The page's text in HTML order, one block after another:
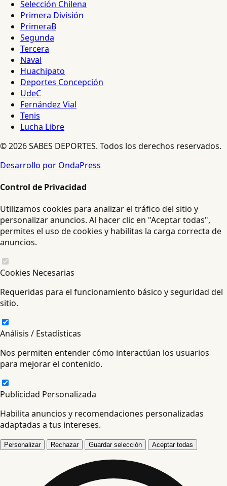
Selección Chilena
Primera División
PrimeraB
Segunda
Tercera
Naval
Huachipato
Deportes Concepción
UdeC
Fernández Vial
Tenis
Lucha Libre
© 2026 SABES DEPORTES. Todos los derechos reservados.
Desarrollo por OndaPress
Control de Privacidad
Utilizamos cookies para analizar el tráfico del sitio y
personalizar anuncios. Al hacer clic en "Aceptar todas",
permites el uso de cookies y habilitas la carga correcta de
anuncios.
Cookies Necesarias
Requeridas para el funcionamiento básico y seguridad del
sitio.
Análisis / Estadísticas
Nos permiten entender cómo interactúan los usuarios
para mejorar el contenido.
Publicidad Personalizada
Habilita anuncios y recomendaciones personalizadas
adaptadas a tus intereses.
Personalizar Rechazar Guardar selección Aceptar todas